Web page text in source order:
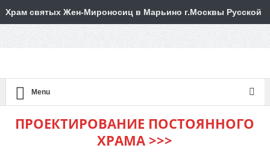
Храм святых Жен-Мироносиц в Марьино г.Москвы Русской
Православной Церкви
Menu
ПРОЕКТИРОВАНИЕ ПОСТОЯННОГО
ХРАМА >>>